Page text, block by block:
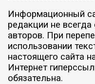
Информационный
редакции не
авторов. При
использовании
настоящего сайта
Интернет
обязательна.